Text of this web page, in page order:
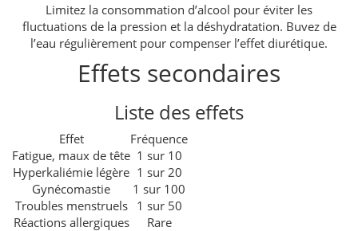
Limitez la consommation d’alcool pour éviter les
fluctuations de la pression et la déshydratation. Buvez de
l’eau régulièrement pour compenser l’effet diurétique.
Effets secondaires
Liste des effets
Effet
Fréquence
Fatigue, maux de tête 1 sur 10
Hyperkaliémie légère 1 sur 20
Gynécomastie
1 sur 100
Troubles menstruels
1 sur 50
Réactions allergiques
Rare